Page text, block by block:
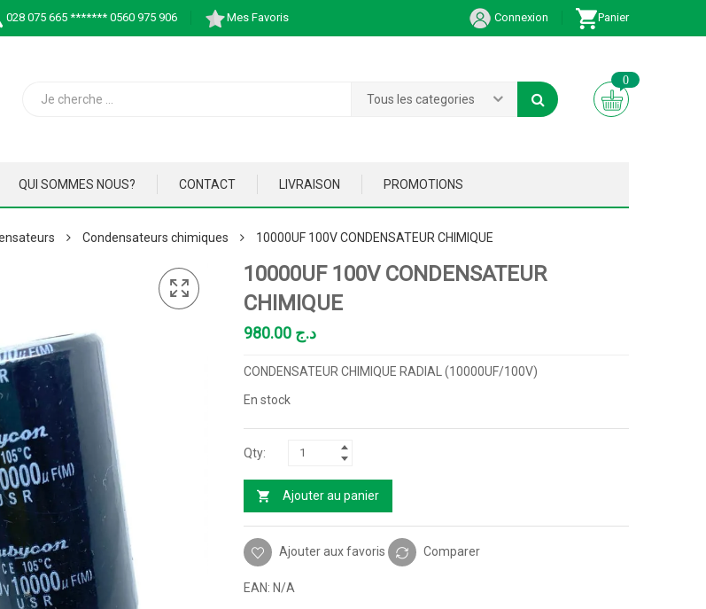
028 075 665 ******* 0560 975 906 Mes Favoris Connexion Panier
Tous les categories
0
QUI SOMMES NOUS? CONTACT LIVRAISON PROMOTIONS
Condensateurs chimiques 10000UF 100V CONDENSATEUR CHIMIQUE
10000UF 100V CONDENSATEUR
CHIMIQUE
د.ج
CONDENSATEUR CHIMIQUE RADIAL (10000UF/100V)
En stock
Ajouter au panier
Ajouter aux favoris Comparer
EAN: N/A